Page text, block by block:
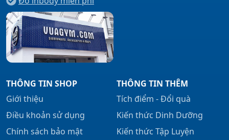
không tiếp xúc trực tiếp với ánh nắng mặt trời. Tia UV có
thể làm hỏng găng tay. Giặt bao nhiêu lần tùy thích. Tốt
nhất là để tất cả các găng tay luyện tập sức bền khô hoàn
toàn giữa các lần sử dụng.
THÔNG TIN SHOP
Giới thiệu
Điều khoản sử dụng
Chính sách bảo mật
THÔNG TIN THÊM
Tích điểm - Đổi quà
Kiến thức Dinh Dưỡng
Kiến thức Tập Luyện